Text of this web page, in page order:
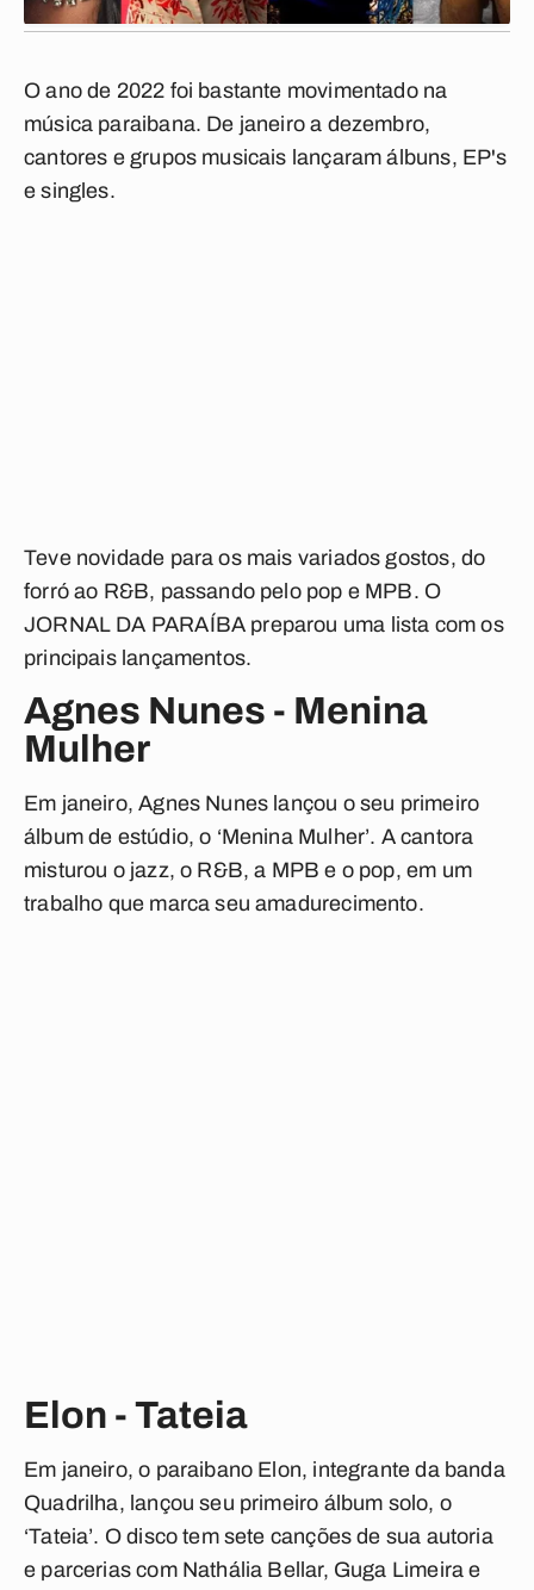
O ano de 2022 foi bastante movimentado na
música paraibana. De janeiro a dezembro,
cantores e grupos musicais lançaram álbuns, EP's
e singles.
Teve novidade para os mais variados gostos, do
forró ao R&B, passando pelo pop e MPB. O
JORNAL DA PARAÍBA preparou uma lista com os
principais lançamentos.
Agnes Nunes - Menina
Mulher
Em janeiro, Agnes Nunes lançou o seu primeiro
álbum de estúdio, o ‘Menina Mulher’. A cantora
misturou o jazz, o R&B, a MPB e o pop, em um
trabalho que marca seu amadurecimento.
Elon - Tateia
Em janeiro, o paraibano Elon, integrante da banda
Quadrilha, lançou seu primeiro álbum solo, o
‘Tateia’. O disco tem sete canções de sua autoria
e parcerias com Nathália Bellar, Guga Limeira e